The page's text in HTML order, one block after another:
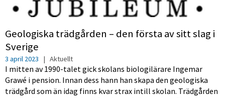
Geologiska trädgården – den första av sitt slag i
Sverige
3 april 2023 | Aktuellt
I mitten av 1990-talet gick skolans biologilärare Ingemar
Grawé i pension. Innan dess hann han skapa den geologiska
trädgård som än idag finns kvar strax intill skolan. Trädgården